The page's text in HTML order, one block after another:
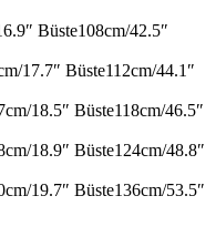
Büste108cm/42.5″
17.7″ Büste112cm/44.1″
18.5″ Büste118cm/46.5″
18.9″ Büste124cm/48.8″
19.7″ Büste136cm/53.5″